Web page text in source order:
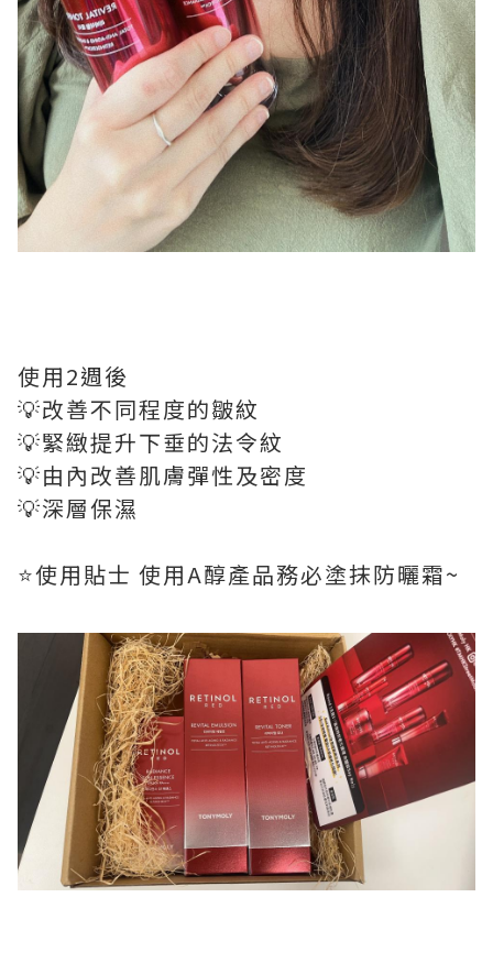
使用2週後
💡改善不同程度的皺紋
💡緊緻提升下垂的法令紋
💡由內改善肌膚彈性及密度
💡深層保濕
⭐️使用貼士 使用A醇產品務必塗抹防曬霜~